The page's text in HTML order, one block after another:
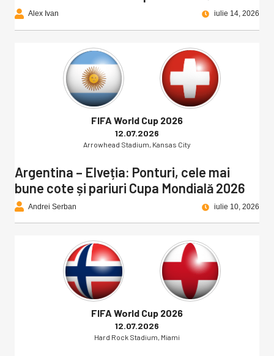
Alex Ivan iulie 14, 2026
FIFA World Cup 2026
12.07.2026
Arrowhead Stadium, Kansas City
Argentina – Elveția: Ponturi, cele mai
bune cote și pariuri Cupa Mondială 2026
Andrei Serban iulie 10, 2026
FIFA World Cup 2026
12.07.2026
Hard Rock Stadium, Miami